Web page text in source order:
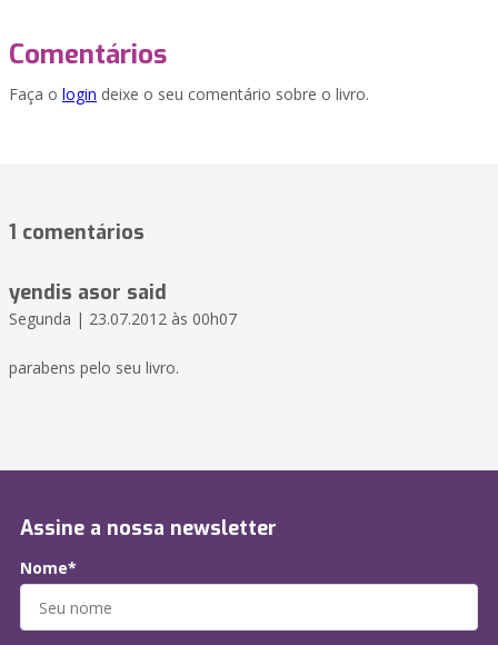
Comentários
Faça o login deixe o seu comentário sobre o livro.
1 comentários
yendis asor said
Segunda | 23.07.2012 às 00h07
parabens pelo seu livro.
Assine a nossa newsletter
Nome*